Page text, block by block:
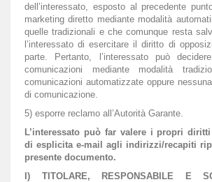
dell’interessato, esposto al precedente
marketing diretto mediante modalità
quelle tradizionali e che comunque resta
l’interessato di esercitare il diritto di
parte. Pertanto, l’interessato può
comunicazioni mediante modalità
comunicazioni automatizzate oppure
di comunicazione.
5) esporre reclamo all’Autorità Garante.
L’interessato può far valere i propri
di esplicita e-mail agli indirizzi/recapiti
presente documento.
I) TITOLARE, RESPONSABILE E